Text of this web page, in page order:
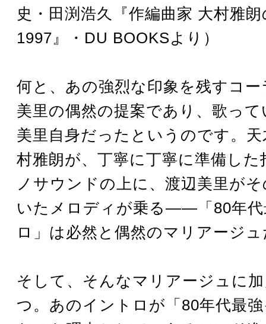
史・田渕浩久『作編曲家 大村雅
1997』・DU BOOKSより）
何と、あの強烈な印象を残すコ
美里の偶然の提案であり、歌っ
美里自身だったというのです。
村雅朗が、丁寧に丁寧に準備し
ノサウンドの上に、渡辺美里が
いたメロディが乗る――「80年代
ロ」は必然と偶然のマリアージ
そして、そんなマリアージュに
つ。あのイントロが「80年代最